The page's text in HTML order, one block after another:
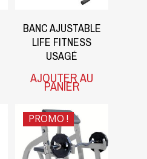
BANC AJUSTABLE
LIFE FITNESS
USAGÉ
AJOUTER AU
PANIER
PROMO !
$1,000.00
$550.00